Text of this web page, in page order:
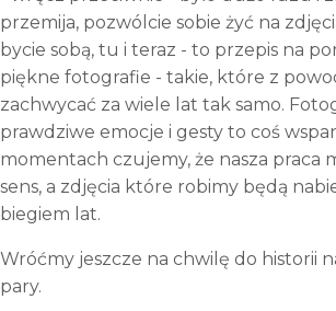
przemija, pozwólcie sobie żyć na
bycie sobą, tu i teraz - to przepis na
piękne fotografie - takie, które z
zachwycać za wiele lat tak samo.
prawdziwe emocje i gesty to coś
momentach czujemy, że nasza praca
sens, a zdjęcia które robimy będą
biegiem lat.
Wróćmy jeszcze na chwilę do historii
pary.